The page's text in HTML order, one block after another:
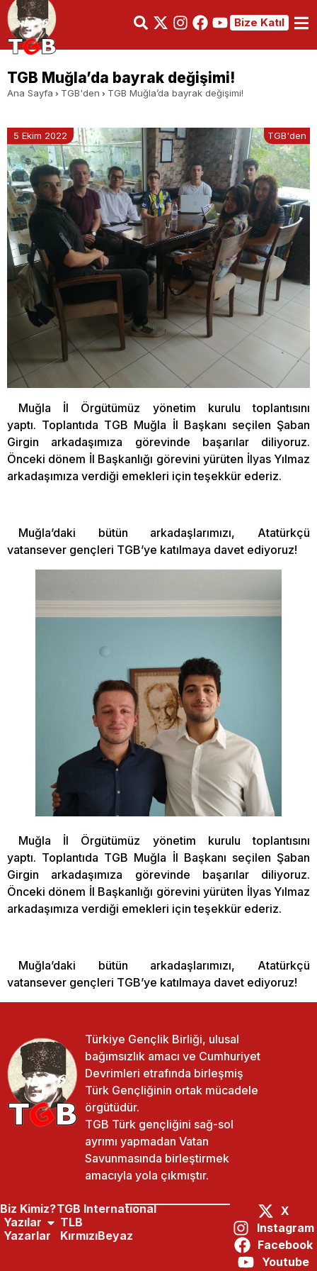
Bize Katıl
TGB Muğla’da bayrak değişimi!
Ana Sayfa TGB'den TGB Muğla’da bayrak değişimi!
5 Ekim 2022 TGB'den
Muğla İl Örgütümüz yönetim kurulu toplantısını
yaptı. Toplantıda TGB Muğla İl Başkanı seçilen Şaban
Girgin arkadaşımıza görevinde başarılar diliyoruz.
Önceki dönem İl Başkanlığı görevini yürüten İlyas Yılmaz
arkadaşımıza verdiği emekleri için teşekkür ederiz.
Muğla’daki bütün arkadaşlarımızı, Atatürkçü
vatansever gençleri TGB’ye katılmaya davet ediyoruz!
Muğla İl Örgütümüz yönetim kurulu toplantısını
yaptı. Toplantıda TGB Muğla İl Başkanı seçilen Şaban
Girgin arkadaşımıza görevinde başarılar diliyoruz.
Önceki dönem İl Başkanlığı görevini yürüten İlyas Yılmaz
arkadaşımıza verdiği emekleri için teşekkür ederiz.
Muğla’daki bütün arkadaşlarımızı, Atatürkçü
vatansever gençleri TGB’ye katılmaya davet ediyoruz!
Paylaş:
Türkiye Gençlik Birliği, ulusal
bağımsızlık amacı ve Cumhuriyet
Devrimleri etrafında birleşmiş
Türk Gençliğinin ortak mücadele
örgütüdür.
TGB Türk gençliğini sağ-sol
ayrımı yapmadan Vatan
Savunmasında birleştirmek
amacıyla yola çıkmıştır.
Biz Kimiz?
Yazılar
Yazarlar
TGB International
TLB
KırmızıBeyaz
X
Instagram
Facebook
Youtube